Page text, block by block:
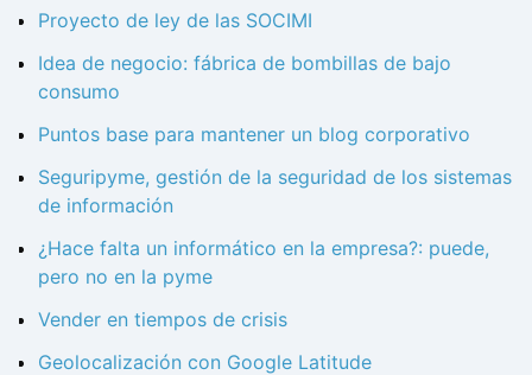
Proyecto de ley de las SOCIMI
Idea de negocio: fábrica de bombillas de bajo
consumo
Puntos base para mantener un blog corporativo
Seguripyme, gestión de la seguridad de los sistemas
de información
¿Hace falta un informático en la empresa?: puede,
pero no en la pyme
Vender en tiempos de crisis
Geolocalización con Google Latitude